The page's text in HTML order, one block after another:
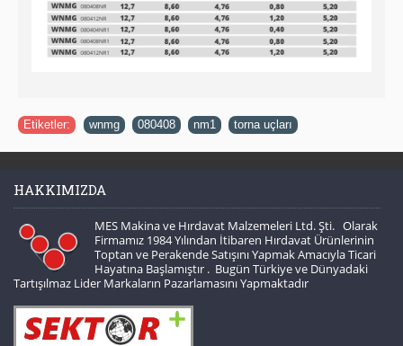
Etiketler: wnmg 080408 nm1 torna uçları
HAKKIMIZDA
MES Makina ve Hırdavat Malzemeleri Ltd. Şti. Olarak
Firmamız 1984 Yılından İtibaren Hırdavat Ürünlerinin
Toptan ve Perakende Satışını Yapmak Amacıyla Ticari
Hayatına Başlamıştır . Bugün Türkiye ve Dünyadaki
Tartışılmaz Lider Markaların Pazarlamasını Yapmaktadır